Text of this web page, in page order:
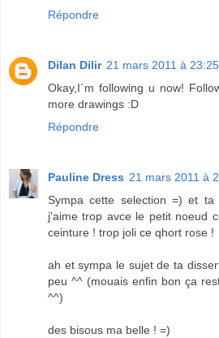
Répondre
Dilan Dilir 21 mars 2011 à 23:25
Okay,I´m following u now!
more drawings :D
Répondre
Pauline Dress 21 mars 2011 à
Sympa cette selection =) et
j'aime trop avce le petit noeud
ceinture ! trop joli ce qhort rose !
ah et sympa le sujet de ta
peu ^^ (mouais enfin bon ça
^^)
des bisous ma belle ! =)